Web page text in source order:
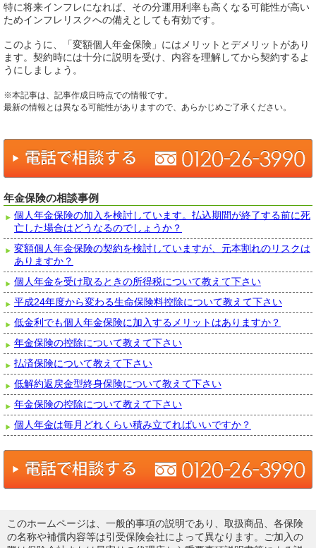
特に将来インフレになれば、その分運用利率も高くなる可能性が高い
ためインフレリスクへの備えとしても有効です。
このように、「変額個人年金保険」にはメリットとデメリットがあり
ます。契約時には十分に説明を受け、内容を理解してから契約するよ
うにしましょう。
※本記事は、記事作成日時点での情報です。
最新の情報とは異なる可能性がありますので、あらかじめご了承ください。
年金保険の相談事例
個人年金保険の加入を検討しています。払込期間が終了する前に死
亡した場合はどうなるのでしょうか？
変額個人年金保険の契約を検討していますが、元本割れのリスクは
ありますか？
個人年金を受け取るときの所得税について教えて下さい
平成24年度から変わる生命保険料控除について教えて下さい
低金利でも個人年金保険に加入するメリットはありますか？
年金保険の控除について教えて下さい
払済保険について教えて下さい
低解約返戻金型終身保険について教えて下さい
年金保険の控除について教えて下さい
個人年金は毎月どれくらい積み立てればいいですか？
このホームページは、一般的事項の説明であり、取扱商品、各保険
の名称や補償内容等は引受保険会社によって異なります。ご加入の